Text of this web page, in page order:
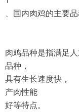
、国内肉鸡的主要
肉鸡品种是指满足
品种，
具有生长速度快，
产肉性能
好等特点。